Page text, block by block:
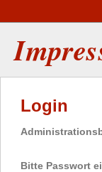
Login
Bitte Passwort